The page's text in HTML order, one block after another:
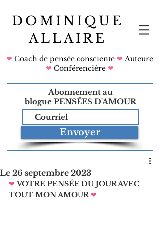
DOMINIQUE
ALLAIRE
❤ Coach de pensée consciente ❤ Auteure
❤ Conférencière ❤
Abonnement au
blogue PENSÉES D'AMOUR
Envoyer
Le 26 septembre 2023
❤ VOTRE PENSÉE DU JOUR AVEC
TOUT MON AMOUR ❤